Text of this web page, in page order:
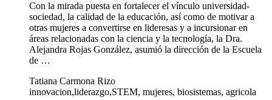
Con la mirada puesta en fortalecer el vínculo universidad-
sociedad, la calidad de la educación, así como de motivar a
otras mujeres a convertirse en lideresas y a incursionar en
áreas relacionadas con la ciencia y la tecnología, la Dra.
Alejandra Rojas González, asumió la dirección de la Escuela
de …
Tatiana Carmona Rizo
innovacion,liderazgo,STEM, mujeres, biosistemas, agricola